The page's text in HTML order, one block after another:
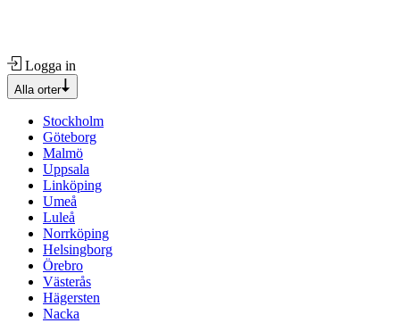
Logga in
Alla orter
Stockholm
Göteborg
Malmö
Uppsala
Linköping
Umeå
Luleå
Norrköping
Helsingborg
Örebro
Västerås
Hägersten
Nacka